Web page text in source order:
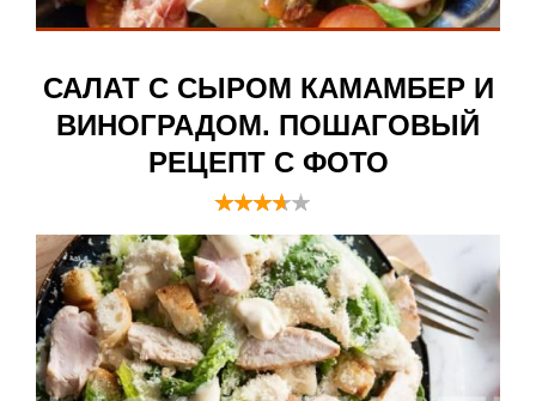
САЛАТ С СЫРОМ КАМАМБЕР И
ВИНОГРАДОМ. ПОШАГОВЫЙ
РЕЦЕПТ С ФОТО